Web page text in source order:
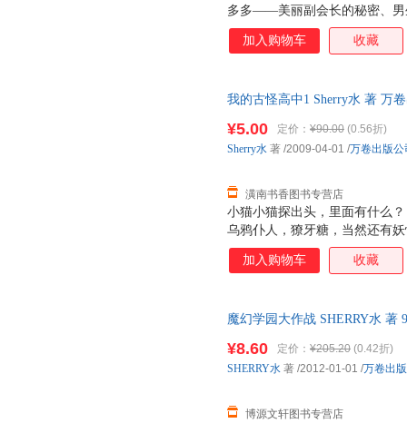
多多——美丽副会长的秘密、男
大怪诞传说、同宿舍舍友的真
精灵、神兽、妖怪魔物在学校
加入购物车 收藏
我的古怪高中1 Sherry水 著 万
小猫小猫探出头，里面有什么
乌鸦仆人，獠牙糖，当然还有
恶魔都为你行礼，地狱的大门
《Herry·Poter》的魔幻校园传
¥5.00 定价： ¥90.00 (0.56折)
潢南书香图书专营店
Sherry水 著 /2009-04-01 /万卷出版公
加入购物车 收藏
魔幻学园大作战 SHERRY水 著
¥8.60 定价： ¥205.20 (0.42折)
博源文轩图书专营店
SHERRY水 著 /2012-01-01 /万卷出